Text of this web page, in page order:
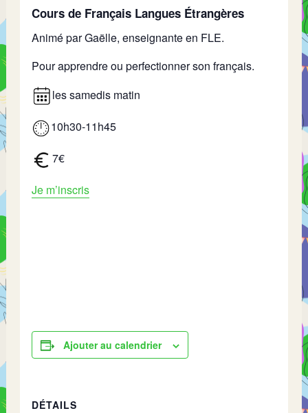
Cours de Français Langues Étrangères
Animé par Gaëlle, enseignante en FLE.
Pour apprendre ou perfectionner son français.
les samedis matin
10h30-11h45
7€
Je m’inscris
Ajouter au calendrier
DÉTAILS